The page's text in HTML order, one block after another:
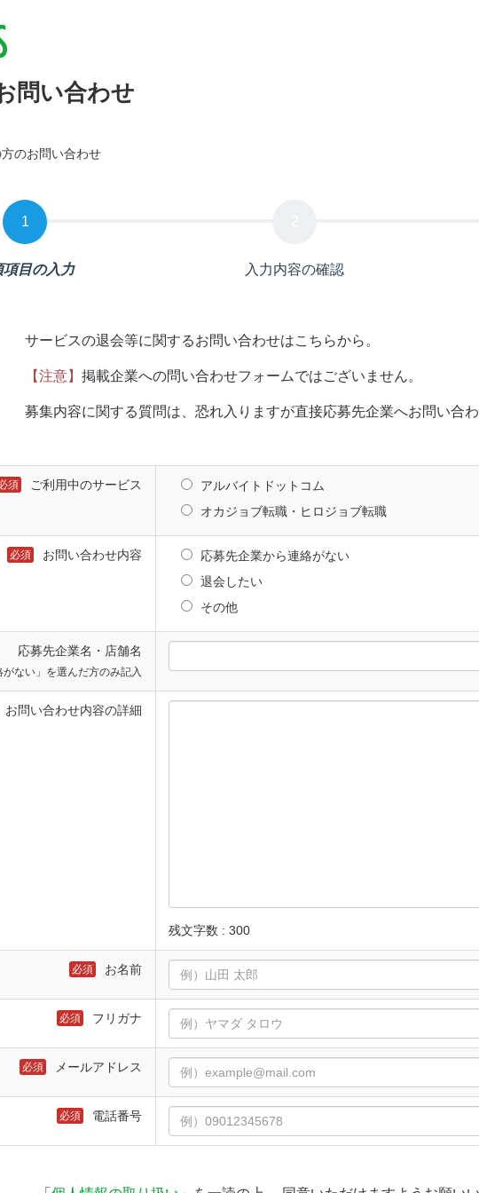
問い合わせ
のお問い合わせ
項目の入力 入力内容の確認
サービスの退会等に関するお問い合わせはこちらから。
【注意】 掲載企業への問い合わせフォームではございません。
募集内容に関する質問は、恐れ入りますが直接応募先企業へお問い合わ
須 ご利用中のサービス
アルバイトドットコム
オカジョブ転職・ヒロジョブ転職
必須 お問い合わせ内容
応募先企業から連絡がない
退会したい
その他
応募先企業名・店舗名
ない」を選んだ方のみ記入
お問い合わせ内容の詳細
残文字数 : 300
必須 お名前
必須 フリガナ
必須 メールアドレス
必須 電話番号